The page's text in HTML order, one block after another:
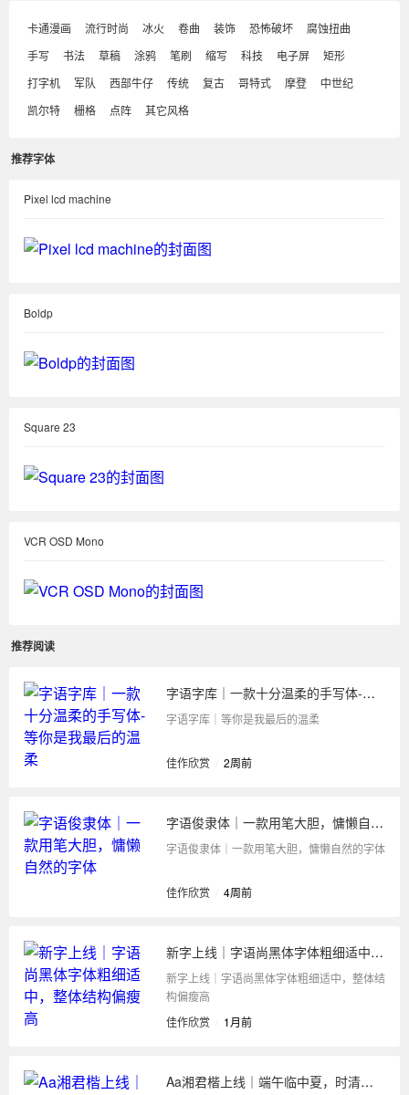
卡通漫画 流行时尚 冰火 卷曲 装饰 恐怖破坏
腐蚀扭曲
手写
书法 草稿 涂鸦 笔刷 缩写 科技 电子屏
矩形
打字机
军队 西部牛仔 传统 复古 哥特式 摩登
中世纪
凯尔特
栅格 点阵 其它风格
推荐字体
Pixel lcd machine
Boldp
Square 23
VCR OSD Mono
推荐阅读
字语字库｜一款十分温柔的手写体-等你是我最后的温柔
字语字库｜等你是我最后的温柔
佳作欣赏 2周前
字语俊隶体｜一款用笔大胆，慵懒自然的字体
字语俊隶体｜一款用笔大胆，慵懒自然的字体
佳作欣赏 4周前
新字上线｜字语尚黑体字体粗细适中，整体结构偏瘦高
新字上线｜字语尚黑体字体粗细适中，整体结
构偏瘦高
佳作欣赏
1月前
Aa湘君楷上线｜端午临中夏，时清日复长